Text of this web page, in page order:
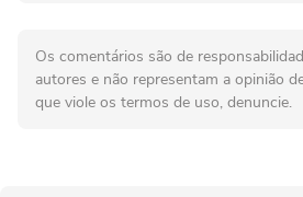
Os comentários são de
autores e não representam a opinião
que viole os termos de uso, denuncie.